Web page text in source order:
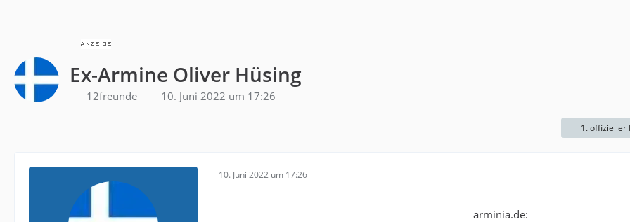
Ex-Armine Oliver Hüsing
12freunde 10. Juni 2022 um 17:26
1. offizieller
10. Juni 2022 um 17:26
arminia.de: